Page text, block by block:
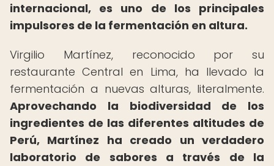
internacional, es uno de los principales
impulsores de la fermentación en altura.
Virgilio Martínez, reconocido por su
restaurante Central en Lima, ha llevado la
fermentación a nuevas alturas, literalmente.
Aprovechando la biodiversidad de los
ingredientes de las diferentes altitudes de
Perú, Martínez ha creado un verdadero
laboratorio de sabores a través de la